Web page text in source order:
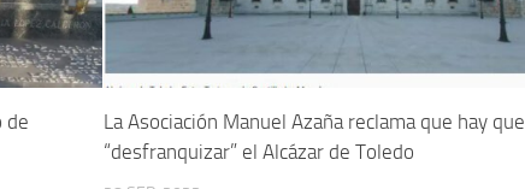
de
La Asociación Manuel Azaña reclama que hay que
“desfranquizar” el Alcázar de Toledo